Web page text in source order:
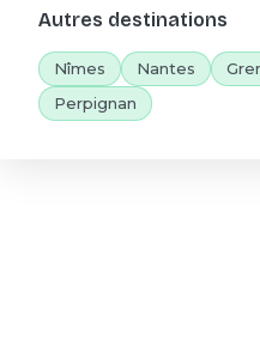
Autres destinations
Nîmes Nantes
Perpignan